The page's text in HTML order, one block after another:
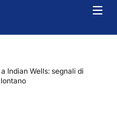
Indian Wells: segnali di